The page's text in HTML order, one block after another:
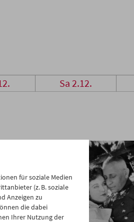
Sa 2.12.
für soziale Medien
(z. B. soziale
Anzeigen zu
die dabei
Ihrer Nutzung der